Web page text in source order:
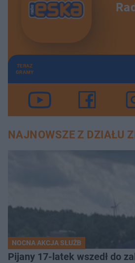
TERAZ
GRAMY
NAJNOWSZE Z DZIAŁU
NOCNA AKCJA SŁUŻB
Pijany 17-latek wszedł do